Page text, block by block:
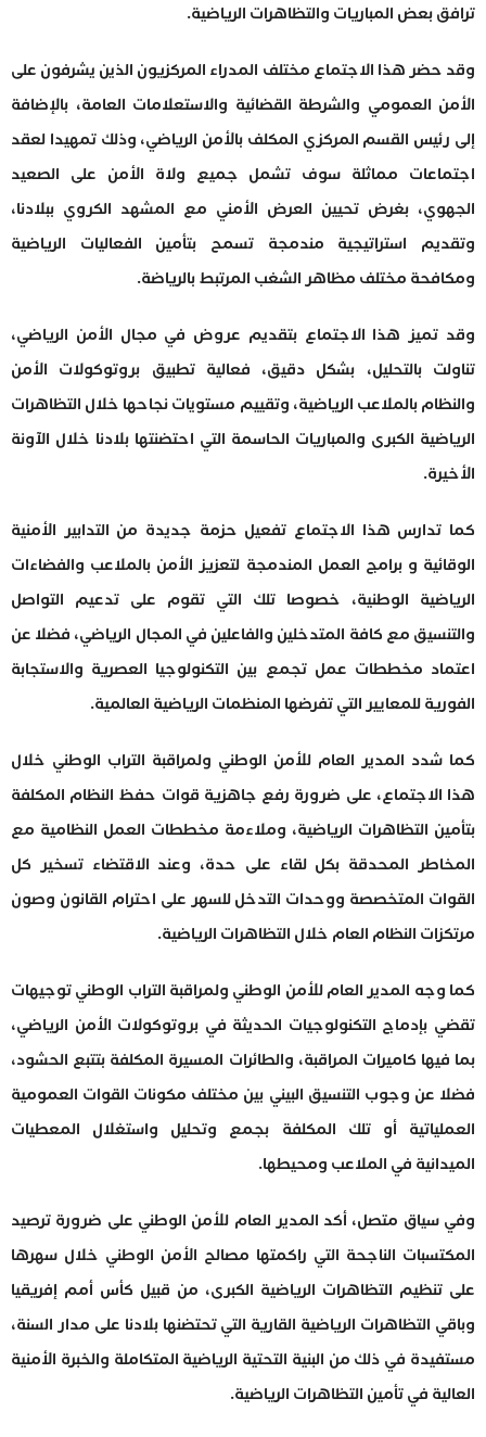
ترافق بعض المباريات والتظاهرات الرياضية.
وقد حضر هذا الاجتماع مختلف المدراء المركزيون الذين يشرفون على
الأمن العمومي والشرطة القضائية والاستعلامات العامة، بالإضافة
إلى رئيس القسم المركزي المكلف بالأمن الرياضي، وذلك تمهيدا لعقد
اجتماعات مماثلة سوف تشمل جميع ولاة الأمن على الصعيد
الجهوي، بغرض تحيين العرض الأمني مع المشهد الكروي ببلادنا،
وتقديم استراتيجية مندمجة تسمح بتأمين الفعاليات الرياضية
ومكافحة مختلف مظاهر الشغب المرتبط بالرياضة.
وقد تميز هذا الاجتماع بتقديم عروض في مجال الأمن الرياضي،
تناولت بالتحليل، بشكل دقيق، فعالية تطبيق بروتوكولات الأمن
والنظام بالملاعب الرياضية، وتقييم مستويات نجاحها خلال التظاهرات
الرياضية الكبرى والمباريات الحاسمة التي احتضنتها بلادنا خلال الآونة
الأخيرة.
كما تدارس هذا الاجتماع تفعيل حزمة جديدة من التدابير الأمنية
الوقائية و برامج العمل المندمجة لتعزيز الأمن بالملاعب والفضاءات
الرياضية الوطنية، خصوصا تلك التي تقوم على تدعيم التواصل
والتنسيق مع كافة المتدخلين والفاعلين في المجال الرياضي، فضلا عن
اعتماد مخططات عمل تجمع بين التكنولوجيا العصرية والاستجابة
الفورية للمعايير التي تفرضها المنظمات الرياضية العالمية.
كما شدد المدير العام للأمن الوطني ولمراقبة التراب الوطني خلال
هذا الاجتماع، على ضرورة رفع جاهزية قوات حفظ النظام المكلفة
بتأمين التظاهرات الرياضية، وملاءمة مخططات العمل النظامية مع
المخاطر المحدقة بكل لقاء على حدة، وعند الاقتضاء تسخير كل
القوات المتخصصة ووحدات التدخل للسهر على احترام القانون وصون
مرتكزات النظام العام خلال التظاهرات الرياضية.
كما وجه المدير العام للأمن الوطني ولمراقبة التراب الوطني توجيهات
تقضي بإدماج التكنولوجيات الحديثة في بروتوكولات الأمن الرياضي،
بما فيها كاميرات المراقبة، والطائرات المسيرة المكلفة بتتبع الحشود،
فضلا عن وجوب التنسيق البيني بين مختلف مكونات القوات العمومية
العملياتية أو تلك المكلفة بجمع وتحليل واستغلال المعطيات
الميدانية في الملاعب ومحيطها.
وفي سياق متصل، أكد المدير العام للأمن الوطني على ضرورة ترصيد
المكتسبات الناجحة التي راكمتها مصالح الأمن الوطني خلال سهرها
على تنظيم التظاهرات الرياضية الكبرى، من قبيل كأس أمم إفريقيا
وباقي التظاهرات الرياضية القارية التي تحتضنها بلادنا على مدار السنة،
مستفيدة في ذلك من البنية التحتية الرياضية المتكاملة والخبرة الأمنية
العالية في تأمين التظاهرات الرياضية.